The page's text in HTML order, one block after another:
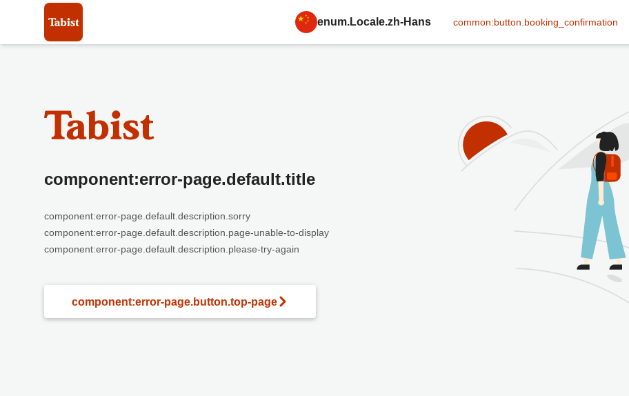
enum.Locale.zh-Hans common:button.booking_confirmation
component:error-page.default.title
component:error-page.default.description.sorry
component:error-page.default.description.page-unable-to-display
component:error-page.default.description.please-try-again
component:error-page.button.top-page